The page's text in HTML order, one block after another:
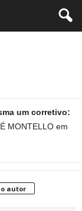
um corretivo:
MONTELLO em
autor